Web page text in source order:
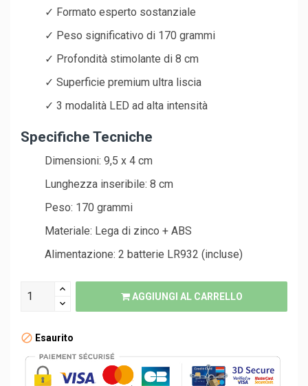
✓ Formato esperto sostanziale
✓ Peso significativo di 170 grammi
✓ Profondità stimolante di 8 cm
✓ Superficie premium ultra liscia
✓ 3 modalità LED ad alta intensità
Specifiche Tecniche
Dimensioni: 9,5 x 4 cm
Lunghezza inseribile: 8 cm
Peso: 170 grammi
Materiale: Lega di zinco + ABS
Alimentazione: 2 batterie LR932 (incluse)
AGGIUNGI AL CARRELLO
Esaurito